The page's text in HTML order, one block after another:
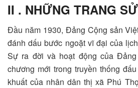
II . NHỮNG TRANG
Đầu năm 1930, Đảng Cộng sản
đánh dấu bước ngoặt vĩ đại của
Sự ra đời và hoạt động của
chương mới trong truyền thống
khuất của nhân dân thị xã Phú